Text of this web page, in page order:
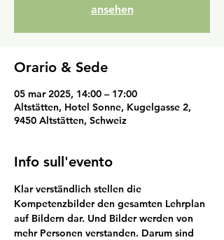
ansehen
Orario & Sede
05 mar 2025, 14:00 – 17:00
Altstätten, Hotel Sonne, Kugelgasse 2,
9450 Altstätten, Schweiz
Info sull'evento
Klar verständlich stellen die
Kompetenzbilder den gesamten Lehrplan
auf Bildern dar. Und Bilder werden von
mehr Personen verstanden. Darum sind